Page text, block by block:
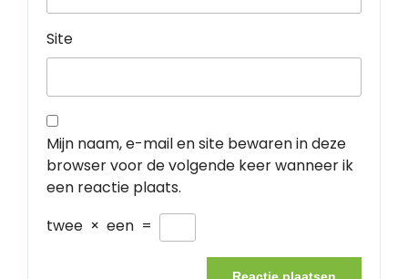
Site
Mijn naam, e-mail en site bewaren in deze
browser voor de volgende keer wanneer ik
een reactie plaats.
twee × een =